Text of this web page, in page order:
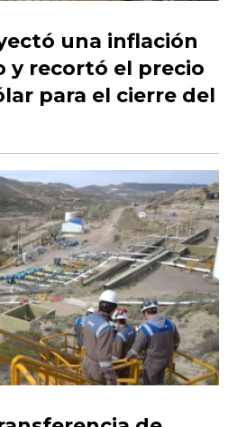
una inflación
y recortó el precio
para el cierre del